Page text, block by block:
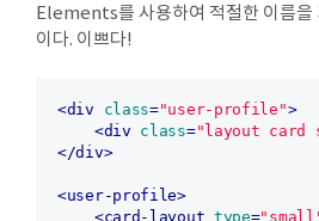
Elements를 사용하여 적절한 이름을
이다. 이쁘다!
<div class="user-profile">
<div class="layout card
</div>
<user-profile>
<card-layout type=